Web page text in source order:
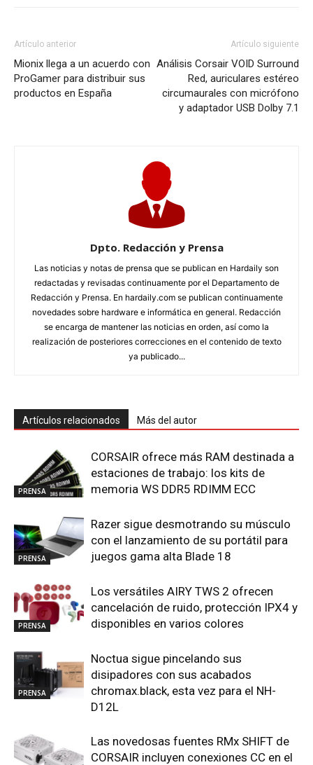
Artículo anterior
Mionix llega a un acuerdo con
ProGamer para distribuir sus
productos en España
Artículo siguiente
Análisis Corsair VOID Surround
Red, auriculares estéreo
circumaurales con micrófono
y adaptador USB Dolby 7.1
Dpto. Redacción y Prensa
Las noticias y notas de prensa que se publican en Hardaily son
redactadas y revisadas continuamente por el Departamento de
Redacción y Prensa. En hardaily.com se publican continuamente
novedades sobre hardware e informática en general. Redacción
se encarga de mantener las noticias en orden, así como la
realización de posteriores correcciones en el contenido de texto
ya publicado...
Artículos relacionados Más del autor
PRENSA
CORSAIR ofrece más RAM destinada a
estaciones de trabajo: los kits de
memoria WS DDR5 RDIMM ECC
PRENSA
Razer sigue desmotrando su músculo
con el lanzamiento de su portátil para
juegos gama alta Blade 18
PRENSA
Los versátiles AIRY TWS 2 ofrecen
cancelación de ruido, protección IPX4 y
disponibles en varios colores
PRENSA
Noctua sigue pincelando sus
disipadores con sus acabados
chromax.black, esta vez para el NH-
D12L
Las novedosas fuentes RMx SHIFT de
CORSAIR incluyen conexiones CC en el